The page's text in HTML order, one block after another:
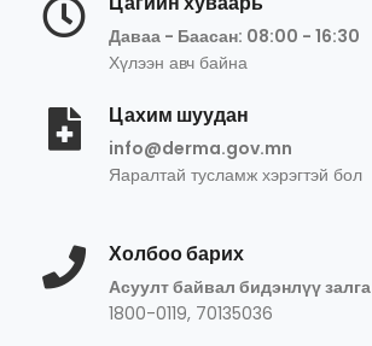
Даваа - Баасан: 08:00 - 16:30
Хүлээн авч байна
Цахим шуудан
info@derma.gov.mn
Яаралтай тусламж хэрэгтэй бол
Холбоо барих
Асуулт байвал бидэнлүү залга
1800-0119, 70135036